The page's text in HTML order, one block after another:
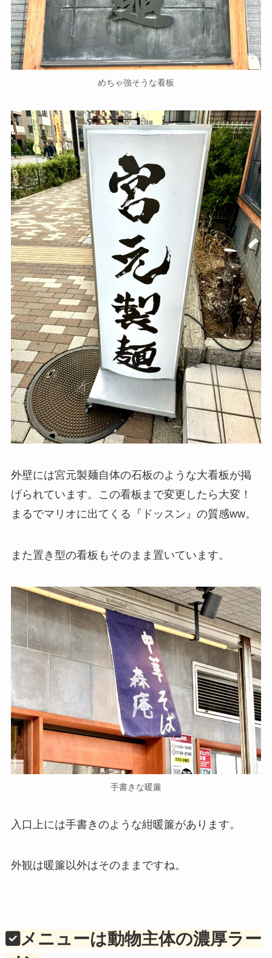
めちゃ強そうな看板
外壁には宮元製麺自体の石板のような大看板が掲
げられています。この看板まで変更したら大変！
まるでマリオに出てくる『ドッスン』の質感ww。
また置き型の看板もそのまま置いています。
手書きな暖簾
入口上には手書きのような紺暖簾があります。
外観は暖簾以外はそのままですね。
メニューは動物主体の濃厚ラー